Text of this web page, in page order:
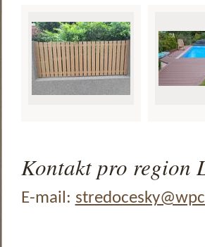
Kontakt pro region
E-mail: